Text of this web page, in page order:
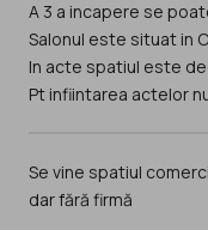
A 3 a incapere se
Salonul este situat in
In acte spatiul este
Pt infiintarea actelor
Se vine spatiul
dar fără firmă